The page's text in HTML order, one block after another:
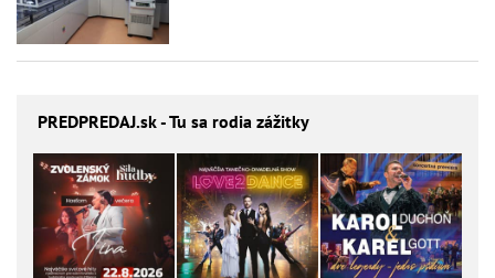
PREDPREDAJ.sk - Tu sa rodia zážitky